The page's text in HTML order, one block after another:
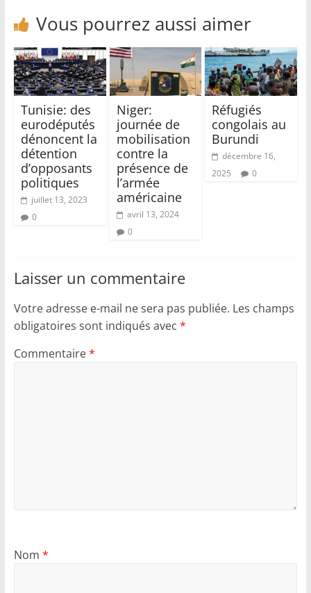
Vous pourrez aussi aimer
Tunisie: des
eurodéputés
dénoncent la
détention
d’opposants
politiques
juillet 13, 2023
0
Niger:
journée de
mobilisation
contre la
présence de
l’armée
américaine
avril 13, 2024
0
Réfugiés
congolais au
Burundi
décembre 16,
2025
0
Laisser un commentaire
Votre adresse e-mail ne sera pas publiée. Les champs
obligatoires sont indiqués avec *
Commentaire*
Nom *